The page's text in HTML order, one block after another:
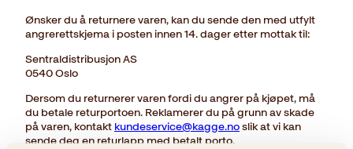
Ønsker du å returnere varen, kan du sende den med utfylt
angrerettskjema i posten innen 14. dager etter mottak til:
Sentraldistribusjon AS
0540 Oslo
Dersom du returnerer varen fordi du angrer på kjøpet, må
du betale returportoen. Reklamerer du på grunn av skade
på varen, kontakt kundeservice@kagge.noslik at vi kan
sende deg en returlapp med betalt porto.